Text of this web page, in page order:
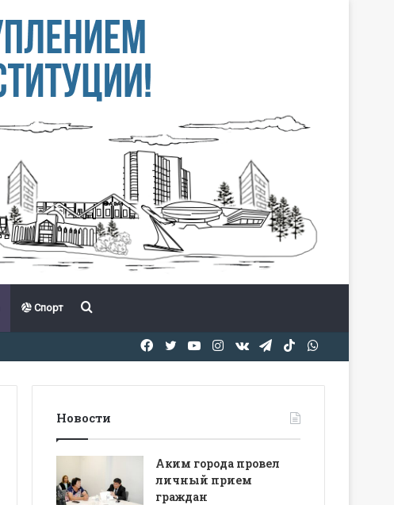
Спорт Іздеу
TikTok
Telegram
vk.com
Instagram
YouTube
Twitter
Facebook
Новости
Аким города провел
личный прием
граждан